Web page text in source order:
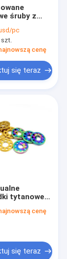
śruby z
do
rowerowego
pc
cenę
się teraz
tytanowe
cenę
się teraz